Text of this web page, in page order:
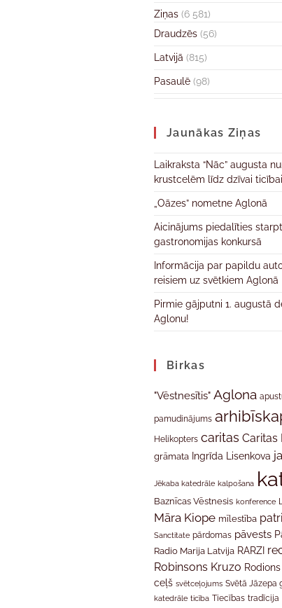
Ziņas (6 581)
Draudzēs (56)
Latvijā (815)
Pasaulē (98)
Jaunākas Ziņas
Laikraksta “Nāc” augusta
krustcelēm līdz dzīvai
„Oāzes” nometne Aglonā
Aicinājums piedalīties
gastronomijas konkursā
Informācija par papildu
reisiem uz svētkiem Aglonā
Pirmie gājputni 1. augustā
Aglonu!
Birkas
"Vēstnesītis" Aglona
pamudinājums
Helikopters caritas Caritas
grāmata Ingrīda Lisenkova
Jēkaba katedrāle kalpošana
Baznīcas Vēstnesis konference
Māra Kiope mīlestība
Sanctitate pārdomas pāvests
Radio Marija Latvija RARZI
Robinsons Kruzo
ceļš svētceļojums Svētā Jāzepa
katedrāle ticība Tiecības tradīcija